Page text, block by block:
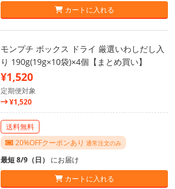
カートに入れる
モンプチ ボックス ドライ 厳選いわしだし入
り 190g(19g×10袋)×4個【まとめ買い】
¥1,520
定期便対象
¥1,520
送料無料
20%OFFクーポンあり 通常注文のみ
最短 8/9（日） にお届け
カートに入れる